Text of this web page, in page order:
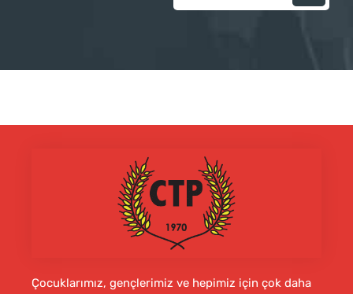
Çocuklarımız, gençlerimiz ve hepimiz için çok daha